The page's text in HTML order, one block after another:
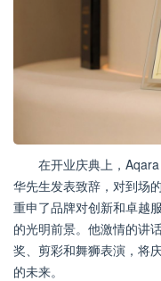
在开业庆典上，
华先生发表致辞，对到场
重申了品牌对创新和卓越
的光明前景。他激情的讲
奖、剪彩和舞狮表演，将
的未来。